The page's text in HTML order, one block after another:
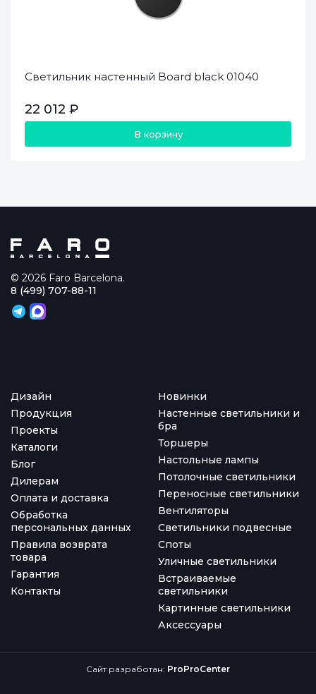
Светильник настенный Board black 01040
22 012 ₽
В корзину
© 2026 Faro Barcelona.
Дизайн
Продукция
Проекты
Каталоги
Блог
Дилерам
Оплата и доставка
Обработка
персональных данных
Правила возврата
товара
Гарантия
Контакты
Новинки
Настенные светильники и
бра
Торшеры
Настольные лампы
Потолочные светильники
Переносные светильники
Вентиляторы
Светильники подвесные
Споты
Уличные светильники
Встраиваемые
светильники
Картинные светильники
Аксессуары
8 (499) 707-88-11
Сайт разработан: ProProCenter